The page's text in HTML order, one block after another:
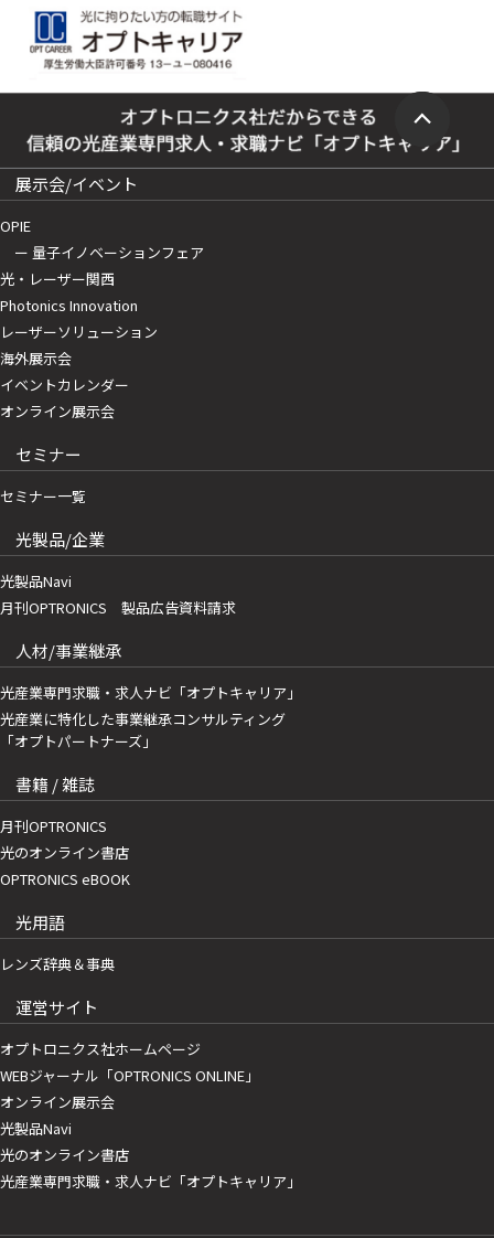
展示会/イベント
OPIE
ー 量子イノベーションフェア
光・レーザー関西
Photonics Innovation
レーザーソリューション
海外展示会
イベントカレンダー
オンライン展示会
セミナー
セミナー一覧
光製品/企業
光製品Navi
月刊OPTRONICS 製品広告資料請求
人材/事業継承
光産業専門求職・求人ナビ「オプトキャリア」
光産業に特化した事業継承コンサルティング
「オプトパートナーズ」
書籍 / 雑誌
月刊OPTRONICS
光のオンライン書店
OPTRONICS eBOOK
光用語
レンズ辞典＆事典
運営サイト
オプトロニクス社ホームページ
WEBジャーナル「OPTRONICS ONLINE」
オンライン展示会
光製品Navi
光のオンライン書店
光産業専門求職・求人ナビ「オプトキャリア」